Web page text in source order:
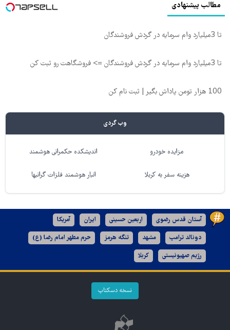
مطالب پیشنهادی
تا 3میلیارد وام سرمایه در گردش فروشندگان
تا 3میلیارد وام سرمایه در گردش فروشندگان => فروشگاهت رو ثبت کن
100 هزار تومن پاداش بگیر | ثبت نام کن
وب گردی
مزایده خودرو اندیشکده حکمرانی هوشمند
هزینه سفر به کربلا انبار هوشمند فلزات گرانبها
آستان قدس رضوی اربعین حسینی ایران آمریکا
دونالد ترامپ مشهد تنگه هرمز حرم مطهر امام رضا (ع)
رژیم صهیونیستی کربلا
نسخه دسکتاپ